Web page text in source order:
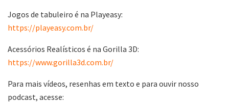
Jogos de tabuleiro é na Playeasy:
https://playeasy.com.br/
Acessórios Realísticos é na Gorilla 3D:
https://www.gorilla3d.com.br/
Para mais vídeos, resenhas em texto e para ouvir nosso
podcast, acesse: